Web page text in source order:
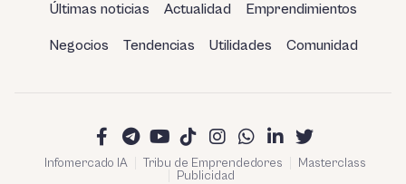
Últimas noticias Actualidad Emprendimientos
Negocios Tendencias Utilidades Comunidad
Infomercado IA Tribu de Emprendedores
Masterclass
Publicidad